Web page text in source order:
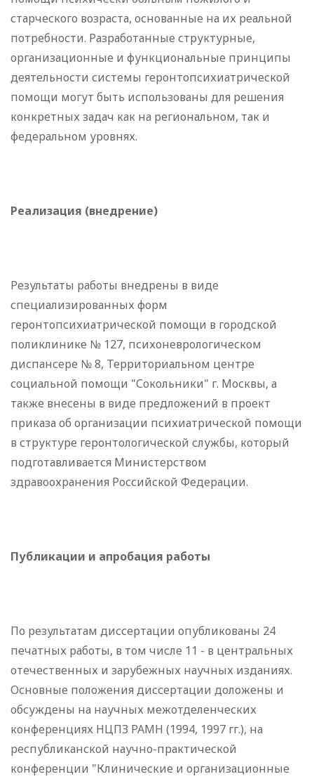
старческого возраста, основанные на их реальной
потребности. Разработанные структурные,
организационные и функциональные принципы
деятельности системы геронтопсихиатрической
помощи могут быть использованы для решения
конкретных задач как на региональном, так и
федеральном уровнях.
Реализация (внедрение)
Результаты работы внедрены в виде
специализированных форм
геронтопсихиатрической помощи в городской
поликлинике № 127, психоневрологическом
диспансере № 8, Территориальном центре
социальной помощи "Сокольники" г. Москвы, а
также внесены в виде предложений в проект
приказа об организации психиатрической помощи
в структуре геронтологической службы, который
подготавливается Министерством
здравоохранения Российской Федерации.
Публикации и апробация работы
По результатам диссертации опубликованы 24
печатных работы, в том числе 11 - в центральных
отечественных и зарубежных научных изданиях.
Основные положения диссертации доложены и
обсуждены на научных межотделенческих
конференциях НЦПЗ РАМН (1994, 1997 гг.), на
республиканской научно-практической
конференции "Клинические и организационные